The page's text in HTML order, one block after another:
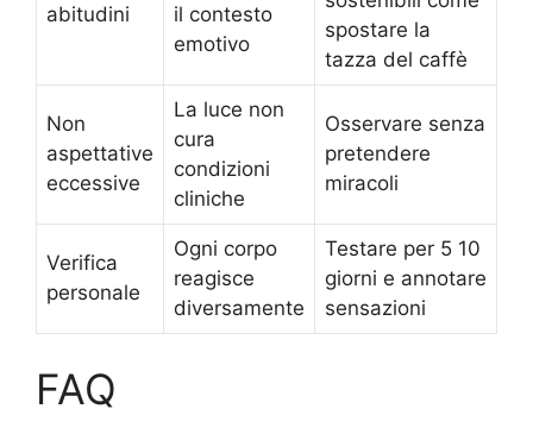
abitudini
il contesto
emotivo
spostare la
tazza del caffè
Non
aspettative
eccessive
La luce non
cura
condizioni
cliniche
Osservare senza
pretendere
miracoli
Verifica
personale
Ogni corpo
reagisce
diversamente
Testare per 5 10
giorni e annotare
sensazioni
FAQ